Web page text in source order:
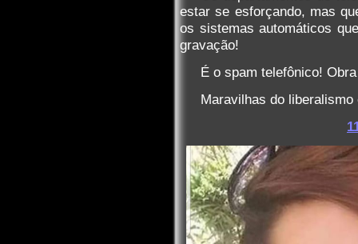
estar se esforçando, mas
os sistemas automáticos
gravação!
É o spam telefônico!
Maravilhas do